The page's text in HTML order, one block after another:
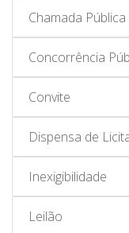
Chamada Pública
Concorrência
Convite
Dispensa de
Inexigibilidade
Leilão